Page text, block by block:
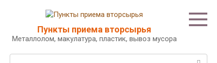
Пункты приема вторсырья
Металлолом, макулатура, пластик, вывоз мусора
Поиск: